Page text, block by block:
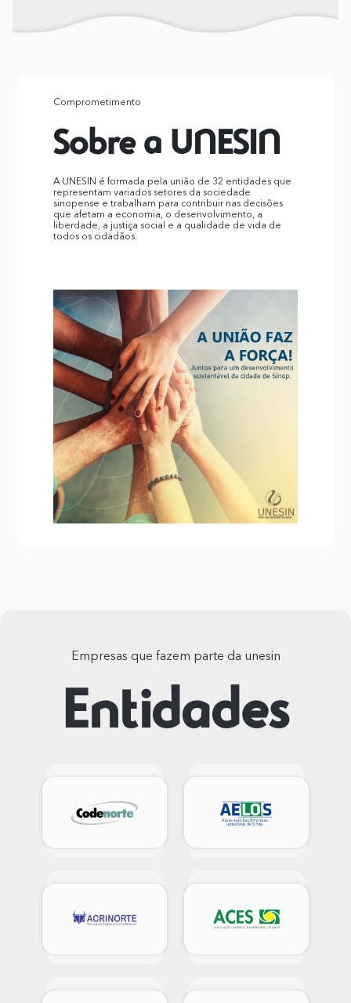
Comprometimento
Sobre a UNESIN
A UNESIN é formada pela união de 32 entidades que
representam variados setores da sociedade
sinopense e trabalham para contribuir nas decisões
que afetam a economia, o desenvolvimento, a
liberdade, a justiça social e a qualidade de vida de
todos os cidadãos.
Empresas que fazem parte da unesin
Entidades